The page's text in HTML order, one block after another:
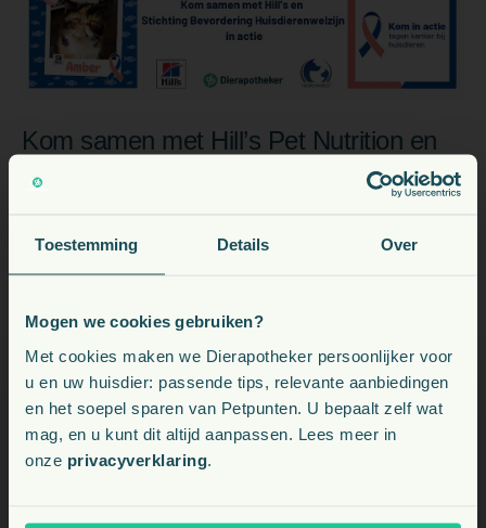
Toestemming Details Over
Mogen we cookies gebruiken?
Met cookies maken we Dierapotheker persoonlijker voor
u en uw huisdier: passende tips, relevante aanbiedingen
en het soepel sparen van Petpunten. U bepaalt zelf wat
mag, en u kunt dit altijd aanpassen. Lees meer in
onze privacyverklaring
Kom samen met Hill’s Pet Nutrition en
Stichting Bevordering Huisdierenwelzijn
Elk jaar in november vragen Hill’s Pet Nutrition en
voor kanker bij huisdieren. Helaas komt kanker wereldwijd
veel voor bij huisdieren, maar in veel gevallen is
behandeling mogelijk en kan de kwaliteit van leven
verbeterd worden.
Kies uw land: